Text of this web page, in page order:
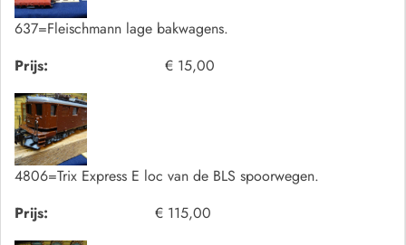
637=Fleischmann lage bakwagens.
Prijs:
€ 15,00
4806=Trix Express E loc van de BLS spoorwegen.
Prijs:
€ 115,00